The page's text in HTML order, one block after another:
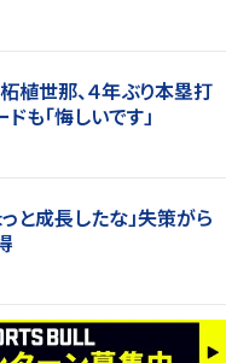
植世那、４年ぶり本塁打
も「悔しいです」
っと成長したな」失策がら